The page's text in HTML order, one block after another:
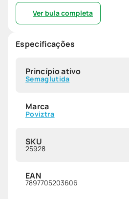
Ver bula completa
Especificações
Princípio ativo
Semaglutida
Marca
Poviztra
SKU
25928
EAN
7897705203606